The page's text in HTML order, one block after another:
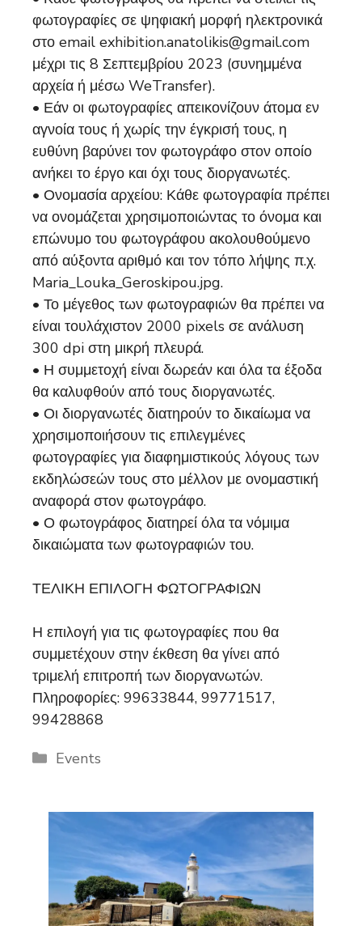
φωτογραφίες σε ψηφιακή μορφή ηλεκτρονικά
στο email exhibition.anatolikis@gmail.com
μέχρι τις 8 Σεπτεμβρίου 2023 (συνημμένα
αρχεία ή μέσω WeTransfer).
• Εάν οι φωτογραφίες απεικονίζουν άτομα εν
αγνοία τους ή χωρίς την έγκρισή τους, η
ευθύνη βαρύνει τον φωτογράφο στον οποίο
ανήκει το έργο και όχι τους διοργανωτές.
• Ονομασία αρχείου: Κάθε φωτογραφία πρέπει
να ονομάζεται χρησιμοποιώντας το όνομα και
επώνυμο του φωτογράφου ακολουθούμενο
από αύξοντα αριθμό και τον τόπο λήψης π.χ.
Maria_Louka_Geroskipou.jpg.
• Το μέγεθος των φωτογραφιών θα πρέπει να
είναι τουλάχιστον 2000 pixels σε ανάλυση
300 dpi στη μικρή πλευρά.
• Η συμμετοχή είναι δωρεάν και όλα τα έξοδα
θα καλυφθούν από τους διοργανωτές.
• Οι διοργανωτές διατηρούν το δικαίωμα να
χρησιμοποιήσουν τις επιλεγμένες
φωτογραφίες για διαφημιστικούς λόγους των
εκδηλώσεών τους στο μέλλον με ονομαστική
αναφορά στον φωτογράφο.
• Ο φωτογράφος διατηρεί όλα τα νόμιμα
δικαιώματα των φωτογραφιών του.
ΤΕΛΙΚΗ ΕΠΙΛΟΓΗ ΦΩΤΟΓΡΑΦΙΩΝ
Η επιλογή για τις φωτογραφίες που θα
συμμετέχουν στην έκθεση θα γίνει από
τριμελή επιτροπή των διοργανωτών.
Πληροφορίες: 99633844, 99771517,
99428868
Categories
Events